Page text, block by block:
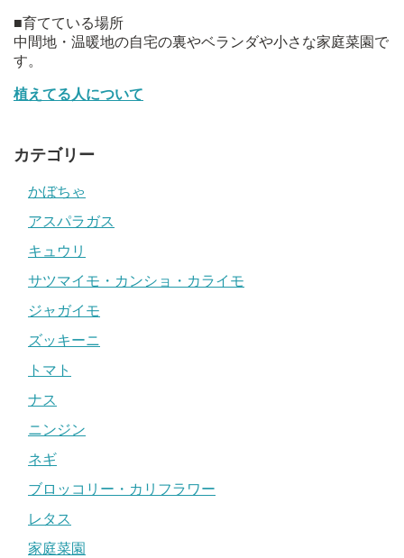
■育てている場所
中間地・温暖地の自宅の裏やベランダや小さな家庭菜園で
す。
植えてる人について
カテゴリー
かぼちゃ
アスパラガス
キュウリ
サツマイモ・カンショ・カライモ
ジャガイモ
ズッキーニ
トマト
ナス
ニンジン
ネギ
ブロッコリー・カリフラワー
レタス
家庭菜園